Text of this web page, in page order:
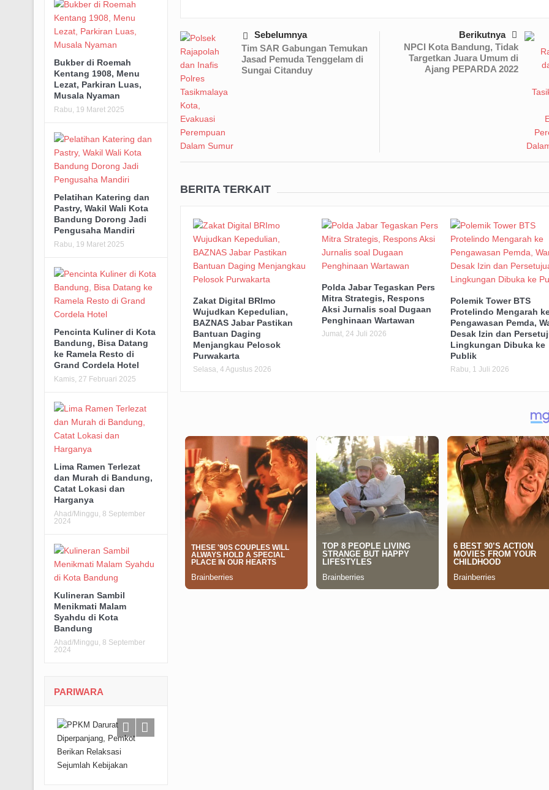
Sebelumnya
Tim SAR Gabungan Temukan
Jasad Pemuda Tenggelam di
Sungai Citanduy
Berikutnya
NPCI Kota Bandung, Tidak
Targetkan Juara Umum di
Ajang PEPARDA 2022
BERITA TERKAIT
Zakat Digital BRImo
Wujudkan Kepedulian,
BAZNAS Jabar Pastikan
Bantuan Daging
Menjangkau Pelosok
Purwakarta
Selasa, 4 Agustus 2026
Polda Jabar Tegaskan Pers
Mitra Strategis, Respons
Aksi Jurnalis soal Dugaan
Penghinaan Wartawan
Jumat, 24 Juli 2026
Polemik Tower BTS
Protelindo Mengarah
Pengawasan Pemda,
Desak Izin dan
Lingkungan Dibuka ke
Publik
Rabu, 1 Juli 2026
Bukber di Roemah
Kentang 1908, Menu
Lezat, Parkiran Luas,
Musala Nyaman
Rabu, 19 Maret 2025
Pelatihan Katering dan
Pastry, Wakil Wali Kota
Bandung Dorong Jadi
Pengusaha Mandiri
Rabu, 19 Maret 2025
Pencinta Kuliner di Kota
Bandung, Bisa Datang
ke Ramela Resto di
Grand Cordela Hotel
Kamis, 27 Februari 2025
Lima Ramen Terlezat
dan Murah di Bandung,
Catat Lokasi dan
Harganya
Ahad/Minggu, 8 September
2024
Kulineran Sambil
Menikmati Malam
Syahdu di Kota
Bandung
Ahad/Minggu, 8 September
2024
PARIWARA